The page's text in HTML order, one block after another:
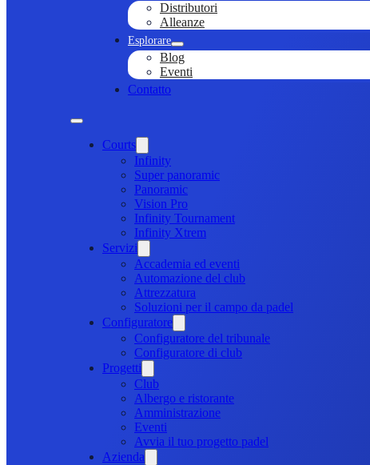
Distributori
Alleanze
Esplorare
Blog
Eventi
Contatto
Courts
Infinity
Super panoramic
Panoramic
Vision Pro
Infinity Tournament
Infinity Xtrem
Servizi
Accademia ed eventi
Automazione del club
Attrezzatura
Soluzioni per il campo da padel
Configuratore
Configuratore del tribunale
Configuratore di club
Progetti
Club
Albergo e ristorante
Amministrazione
Eventi
Avvia il tuo progetto padel
Azienda